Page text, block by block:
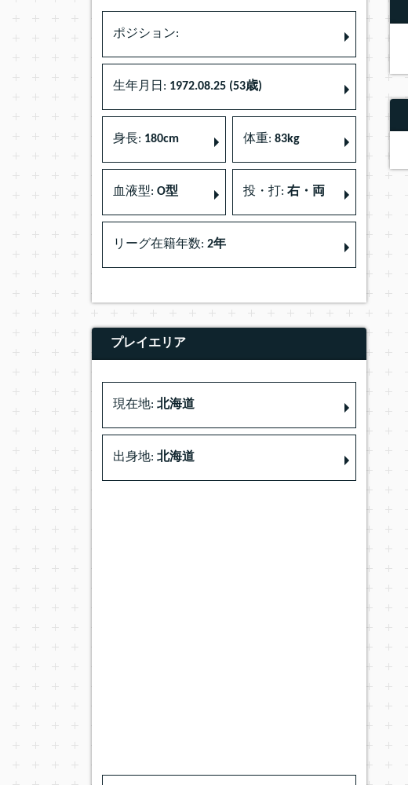
ポジション:
生年月日: 1972.08.25 (53歳)
身長: 180cm 体重: 83kg
血液型: O型 投・打: 右・両
リーグ在籍年数: 2年
プレイエリア
現在地: 北海道
出身地: 北海道